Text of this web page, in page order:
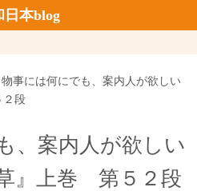
日本blog
物事には何にでも、案内人が欲しい
段
、案内人が欲しい
』上巻 第５２段